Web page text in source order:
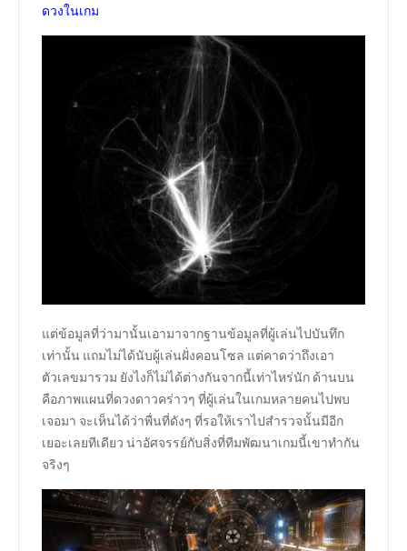
ดวงในเกม
แต่ข้อมูลที่ว่ามานั้นเอามาจากฐานข้อมูลที่ผู้เล่นไปบันทึก
เท่านั้น แถมไม่ได้นับผู้เล่นฝั่งคอนโซล แต่คาดว่าถึงเอา
ตัวเลขมารวม ยังไงก็ไม่ได้ต่างกันจากนี้เท่าไหร่นัก ด้านบน
คือภาพแผนที่ดวงดาวคร่าวๆ ที่ผู้เล่นในเกมหลายคนไปพบ
เจอมา จะเห็นได้ว่าพื่นที่ดังๆ ที่รอให้เราไปสำรวจนั้นมีอีก
เยอะเลยทีเดียว น่าอัศจรรย์กับสิ่งที่ทีมพัฒนาเกมนี้เขาทำกัน
จริงๆ